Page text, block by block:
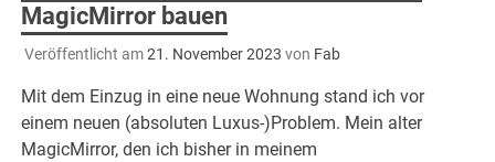
MagicMirror bauen
Veröffentlicht am21. November 2023 von Fab
Mit dem Einzug in eine neue Wohnung stand ich vor
einem neuen (absoluten Luxus-)Problem. Mein alter
MagicMirror, den ich bisher in meinem